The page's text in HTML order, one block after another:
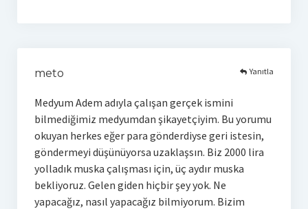
meto
Medyum Adem adıyla çalışan gerçek ismini
bilmediğimiz medyumdan şikayetçiyim. Bu yorumu
okuyan herkes eğer para gönderdiyse geri istesin,
göndermeyi düşünüyorsa uzaklaşsın. Biz 2000 lira
yolladık muska çalışması için, üç aydır muska
bekliyoruz. Gelen giden hiçbir şey yok. Ne
yapacağız, nasıl yapacağız bilmiyorum. Bizim
Yanıtla